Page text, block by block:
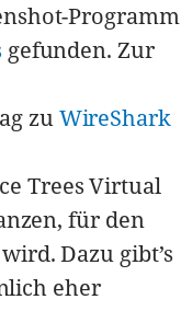
Programm
gefunden. Zur
zuWireShark
Trees Virtual
für den
Dazu gibt’s
eher